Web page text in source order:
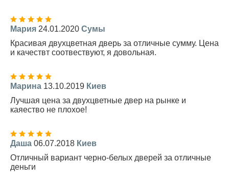
Мария 24.01.2020 Сумы
Красивая двухцветная дверь за отличные сумму. Цена
и качествт соотвествуют, я довольная.
Марина 13.10.2019 Киев
Лучшая цена за двухцветные двер на рынке и
каяество не плохое!
Даша 06.07.2018 Киев
Отличный вариант черно-белых дверей за отличные
деньги